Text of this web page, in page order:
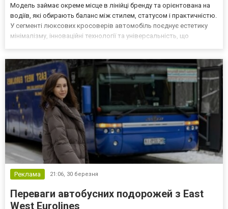
Модель займає окреме місце в лінійці бренду та орієнтована на
водіїв, які обирають баланс між стилем, статусом і практичністю.
У сегменті люксових кросоверів автомобіль поєднує естетику
мінімалізму, інноваційні технології та універсальність, що
Реклама 21:06, 30 березня
Переваги автобусних подорожей з East
West Eurolines